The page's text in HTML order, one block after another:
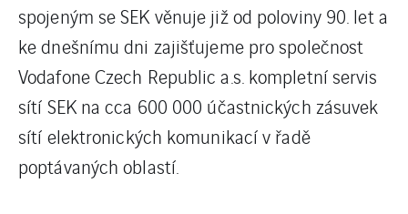
spojeným se SEK věnuje již od poloviny 90. let a
ke dnešnímu dni zajišťujeme pro společnost
Vodafone Czech Republic a.s. kompletní servis
sítí SEK na cca 600 000 účastnických zásuvek
sítí elektronických komunikací v řadě
poptávaných oblastí.